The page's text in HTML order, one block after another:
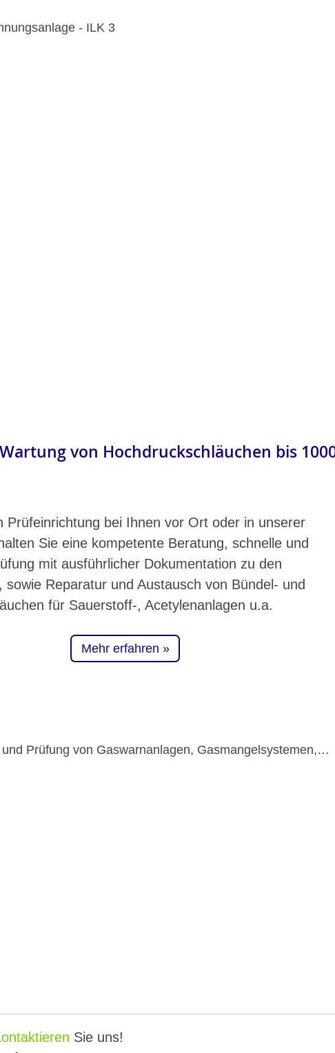
von Hochdruckschläuchen bis
Prüfeinrichtung bei Ihnen vor Ort oder in unserer
Sie eine kompetente Beratung, schnelle und
mit ausführlicher Dokumentation zu den
sowie Reparatur und Austausch von Bündel- und
für Sauerstoff-, Acetylenanlagen u.a.
Mehr erfahren
Sie uns!